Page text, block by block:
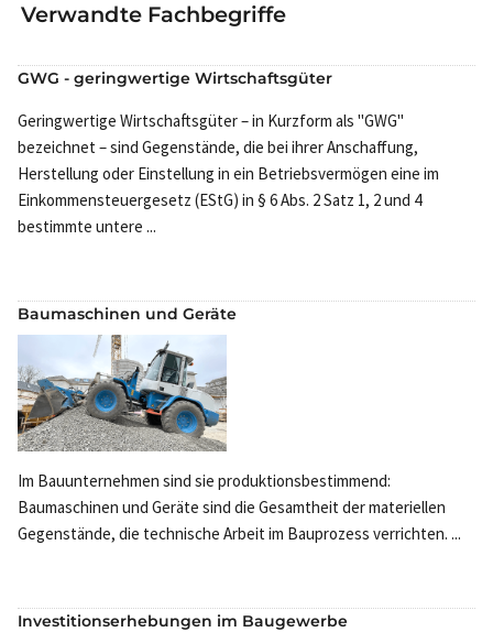
Verwandte Fachbegriffe
GWG - geringwertige Wirtschaftsgüter
Geringwertige Wirtschaftsgüter – in Kurzform als "GWG"
bezeichnet – sind Gegenstände, die bei ihrer Anschaffung,
Herstellung oder Einstellung in ein Betriebsvermögen eine im
Einkommensteuergesetz (EStG) in § 6 Abs. 2 Satz 1, 2 und 4
bestimmte untere ...
Baumaschinen und Geräte
Im Bauunternehmen sind sie produktionsbestimmend:
Baumaschinen und Geräte sind die Gesamtheit der materiellen
Gegenstände, die technische Arbeit im Bauprozess verrichten. ...
Investitionserhebungen im Baugewerbe